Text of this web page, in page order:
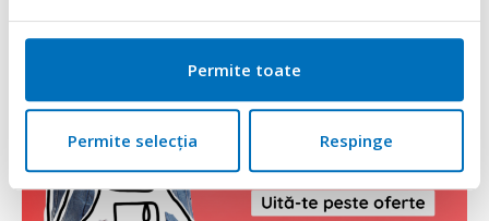
Permite toate
Permite selecția Respinge